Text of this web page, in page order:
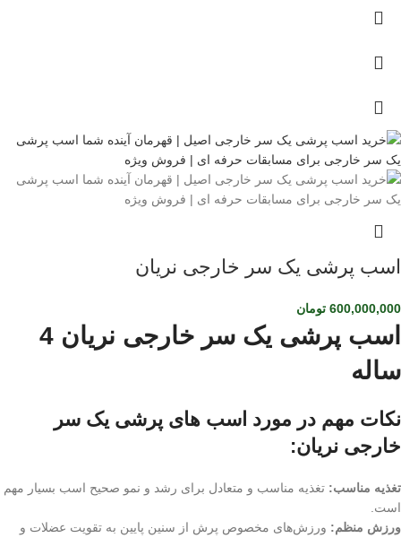
اسب پرشی یک سر خارجی نریان
600,000,000 تومان
اسب پرشی یک سر خارجی نریان 4
ساله
نکات مهم در مورد اسب های پرشی یک سر
خارجی نریان:
تغذیه مناسب: تغذیه مناسب و متعادل برای رشد و نمو صحیح اسب بسیار مهم
است.
ورزش منظم: ورزش‌های مخصوص پرش از سنین پایین به تقویت عضلات و